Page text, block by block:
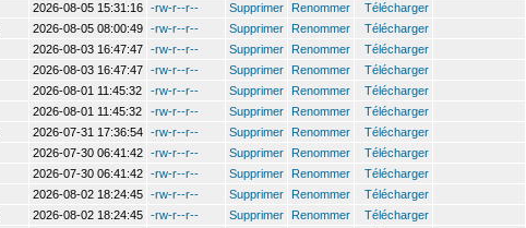
2026-08-05 15:31:16 -rw-r--r-- Supprimer Renommer
Télécharger
2026-08-05 08:00:49 -rw-r--r-- Supprimer Renommer
Télécharger
2026-08-03 16:47:47 -rw-r--r-- Supprimer Renommer
Télécharger
2026-08-03 16:47:47 -rw-r--r-- Supprimer Renommer
Télécharger
2026-08-01 11:45:32 -rw-r--r-- Supprimer Renommer
Télécharger
2026-08-01 11:45:32 -rw-r--r-- Supprimer Renommer
Télécharger
2026-07-31 17:36:54 -rw-r--r-- Supprimer Renommer
Télécharger
2026-07-30 06:41:42 -rw-r--r-- Supprimer Renommer
Télécharger
2026-07-30 06:41:42 -rw-r--r-- Supprimer Renommer
Télécharger
2026-08-02 18:24:45 -rw-r--r-- Supprimer Renommer
Télécharger
2026-08-02 18:24:45 -rw-r--r-- Supprimer Renommer
Télécharger